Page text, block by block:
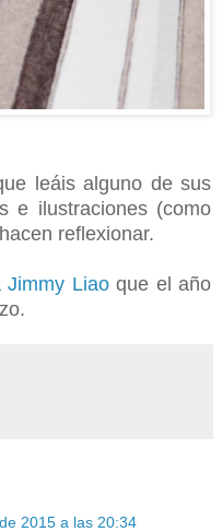
leáis alguno de sus
e ilustraciones (como
reflexionar.
Jimmy Liaoque el año
2015 a las 20:34